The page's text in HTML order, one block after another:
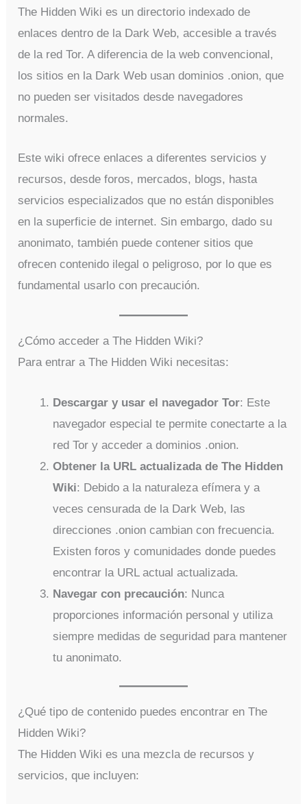
The Hidden Wiki es un directorio indexado de
enlaces dentro de la Dark Web, accesible a través
de la red Tor. A diferencia de la web convencional,
los sitios en la Dark Web usan dominios .onion, que
no pueden ser visitados desde navegadores
normales.
Este wiki ofrece enlaces a diferentes servicios y
recursos, desde foros, mercados, blogs, hasta
servicios especializados que no están disponibles
en la superficie de internet. Sin embargo, dado su
anonimato, también puede contener sitios que
ofrecen contenido ilegal o peligroso, por lo que es
fundamental usarlo con precaución.
¿Cómo acceder a The Hidden Wiki?
Para entrar a The Hidden Wiki necesitas:
Descargar y usar el navegador Tor: Este
navegador especial te permite conectarte a la
red Tor y acceder a dominios .onion.
Obtener la URL actualizada de The Hidden
Wiki: Debido a la naturaleza efímera y a
veces censurada de la Dark Web, las
direcciones .onion cambian con frecuencia.
Existen foros y comunidades donde puedes
encontrar la URL actual actualizada.
Navegar con precaución: Nunca
proporciones información personal y utiliza
siempre medidas de seguridad para mantener
tu anonimato.
¿Qué tipo de contenido puedes encontrar en The
Hidden Wiki?
The Hidden Wiki es una mezcla de recursos y
servicios, que incluyen: